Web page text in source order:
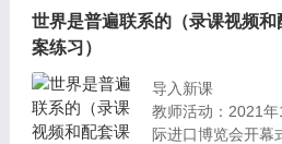
态文明建设为主题
习世界是永恒发展
世界是普遍联系的（录课视频
案练习）
导入新课
教师活动：2021
际进口博览会开幕